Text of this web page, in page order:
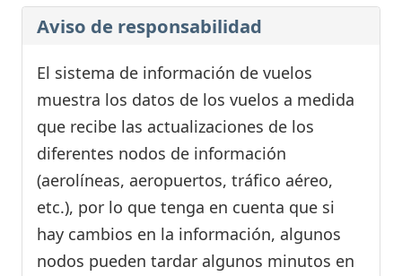
Aviso de responsabilidad
El sistema de información de vuelos
muestra los datos de los vuelos a medida
que recibe las actualizaciones de los
diferentes nodos de información
(aerolíneas, aeropuertos, tráfico aéreo,
etc.), por lo que tenga en cuenta que si
hay cambios en la información, algunos
nodos pueden tardar algunos minutos en